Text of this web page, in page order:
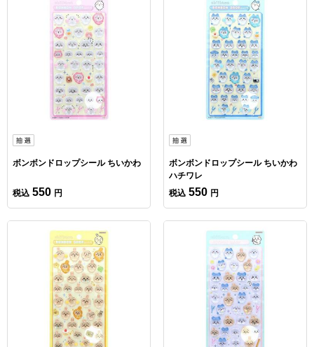
ボンボンドロップシール ちいかわ
税込 550 円
ボンボンドロップシール ちいかわ
ハチワレ
税込 550 円